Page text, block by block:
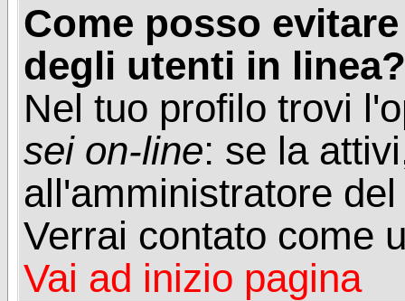
Come posso
degli utenti in linea?
Nel tuo profilo trovi
sei on-line: se la
all'amministratore
Verrai contato come
Vai ad inizio pagina